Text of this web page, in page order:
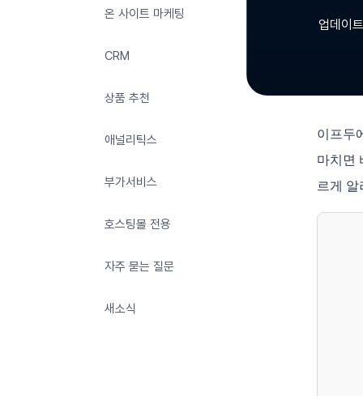
업데이
이프두
마치면
르게
온 사이트 마케팅
CRM
상품 추천
애널리틱스
부가서비스
호스팅몰 전용
자주 묻는 질문
새소식